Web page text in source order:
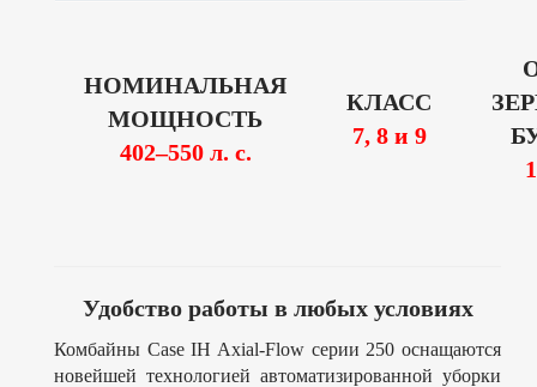
НОМИНАЛЬНАЯ
МОЩНОСТЬ
402–550 л. с.
КЛАСС
7, 8 и 9
Удобство работы в любых условиях
Комбайны Case IH Axial-Flow серии 250 оснащаются
новейшей технологией автоматизированной уборки